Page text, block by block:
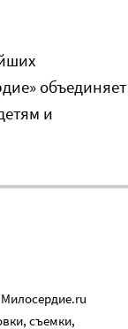
объединяет
и
съемки,